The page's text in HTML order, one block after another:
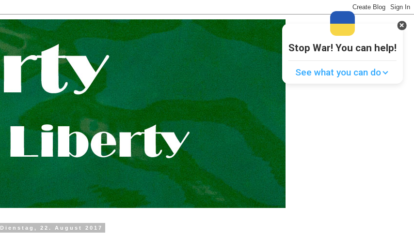
Dienstag, 22. August 2017
Stop War! You can help!
See what you can do